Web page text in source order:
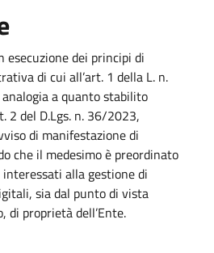
esecuzione dei principi di
di cui all’art. 1 della L. n.
a quanto stabilito
2 del D.Lgs. n. 36/2023,
di manifestazione di
che il medesimo è preordinato
alla gestione di
sia dal punto di vista
di proprietà dell’Ente.